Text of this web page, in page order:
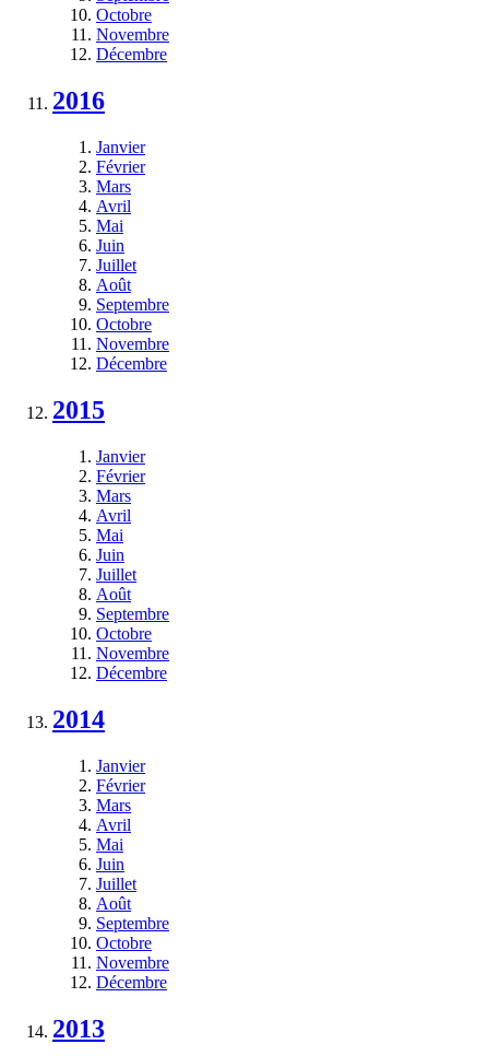
Octobre
Novembre
Décembre
2016
Janvier
Février
Mars
Avril
Mai
Juin
Juillet
Août
Septembre
Octobre
Novembre
Décembre
2015
Janvier
Février
Mars
Avril
Mai
Juin
Juillet
Août
Septembre
Octobre
Novembre
Décembre
2014
Janvier
Février
Mars
Avril
Mai
Juin
Juillet
Août
Septembre
Octobre
Novembre
Décembre
2013